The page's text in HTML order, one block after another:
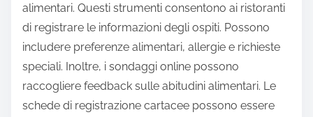
alimentari. Questi strumenti consentono ai ristoranti
di registrare le informazioni degli ospiti. Possono
includere preferenze alimentari, allergie e richieste
speciali. Inoltre, i sondaggi online possono
raccogliere feedback sulle abitudini alimentari. Le
schede di registrazione cartacee possono essere